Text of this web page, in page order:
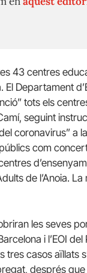
43 centres
El Departament
tots els
seguint
coronavirus” a
com
de l’Anoia.
les seves
i l’EOI
tres casos aïllats
després